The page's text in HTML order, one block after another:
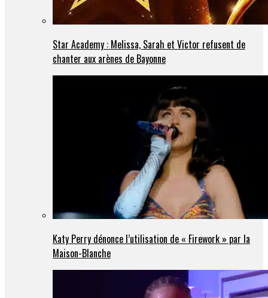
Star Academy : Melissa, Sarah et Victor refusent de
chanter aux arènes de Bayonne
Katy Perry dénonce l’utilisation de « Firework » par la
Maison-Blanche